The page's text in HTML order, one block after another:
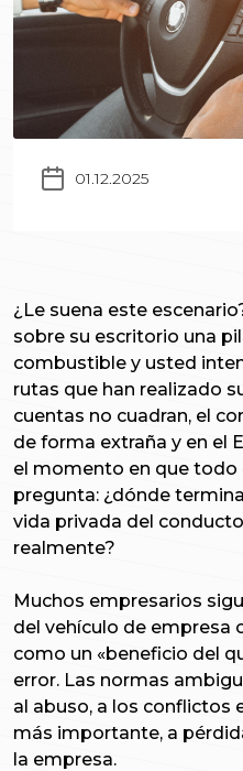
01.12.2025
¿Le suena este
sobre su escritorio una
combustible y usted
rutas que han realizado
cuentas no cuadran, el
de forma extraña y en el
el momento en que
pregunta: ¿dónde
vida privada del
realmente?
Muchos empresarios
del vehículo de empresa
como un «beneficio del
error. Las normas
al abuso, a los conflictos
más importante, a
la empresa.